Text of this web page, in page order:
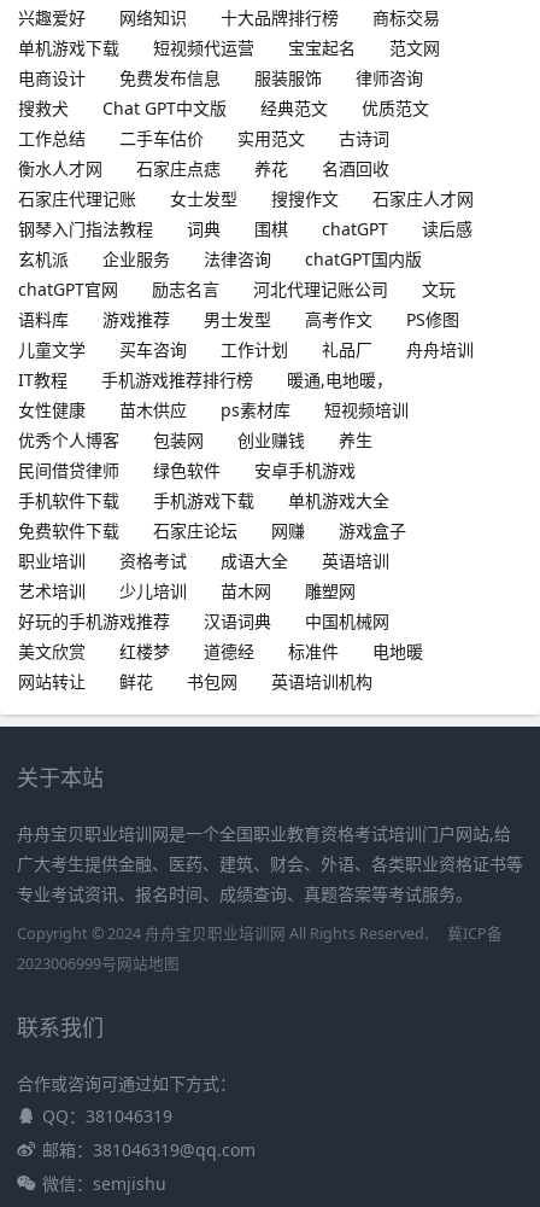
兴趣爱好
网络知识 十大品牌排行榜
商标交易
单机游戏下载
短视频代运营 宝宝起名
范文网
电商设计
免费发布信息 服装服饰
律师咨询
搜救犬
Chat GPT中文版 经典范文
优质范文
工作总结
二手车估价 实用范文
古诗词
衡水人才网
石家庄点痣 养花
名酒回收
石家庄代理记账
女士发型 搜搜作文
石家庄人才网
钢琴入门指法教程
词典 围棋 chatGPT
读后感
玄机派
企业服务 法律咨询
chatGPT国内版
chatGPT官网
励志名言 河北代理记账公司
文玩
语料库
游戏推荐 男士发型 高考作文
PS修图
儿童文学
买车咨询 工作计划 礼品厂
舟舟培训
IT教程
手机游戏推荐排行榜
暖通,电地暖，
女性健康
苗木供应 ps素材库
短视频培训
优秀个人博客
包装网 创业赚钱
养生
民间借贷律师
绿色软件
安卓手机游戏
手机软件下载
手机游戏下载
单机游戏大全
免费软件下载
石家庄论坛 网赚
游戏盒子
职业培训
资格考试 成语大全
英语培训
艺术培训
少儿培训 苗木网
雕塑网
好玩的手机游戏推荐
汉语词典
中国机械网
美文欣赏
红楼梦 道德经 标准件
电地暖
网站转让
鲜花 书包网 英语培训机构
关于本站
舟舟宝贝职业培训网是一个全国职业教育资格考试培训门户网站,给
广大考生提供金融、医药、建筑、财会、外语、各类职业资格证书等
专业考试资讯、报名时间、成绩查询、真题答案等考试服务。
Copyright © 2024 舟舟宝贝职业培训网 All Rights Reserved.
冀ICP备
2023006999号网站地图
联系我们
合作或咨询可通过如下方式：
QQ：381046319
邮箱：381046319@qq.com
微信：semjishu